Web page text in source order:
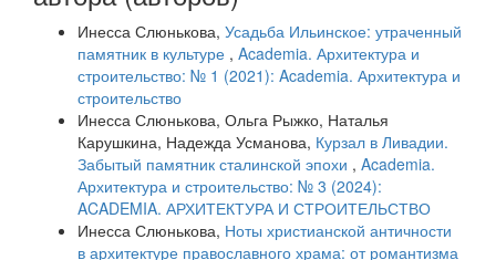
Инесса Слюнькова, Усадьба Ильинское: утраченный
памятник в культуре , Academia. Архитектура и
строительство: № 1 (2021): Academia. Архитектура и
строительство
Инесса Слюнькова, Ольга Рыжко, Наталья
Карушкина, Надежда Усманова, Курзал в Ливадии.
Забытый памятник сталинской эпохи , Academia.
Архитектура и строительство: № 3 (2024):
ACADEMIA. АРХИТЕКТУРА И СТРОИТЕЛЬСТВО
Инесса Слюнькова, Ноты христианской античности
в архитектуре православного храма: от романтизма